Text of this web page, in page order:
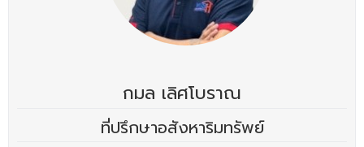
กมล เลิศโบราณ
ที่ปรึกษาอสังหาริมทรัพย์